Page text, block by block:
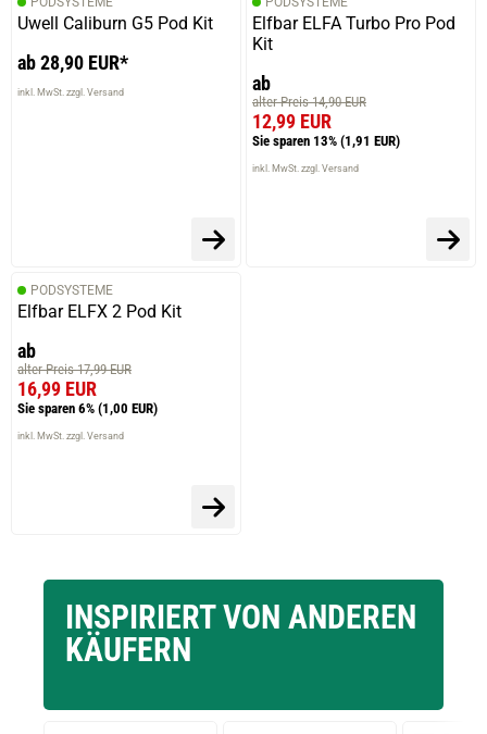
Uwell Caliburn G5 Pod Kit
ab 28,90 EUR*
inkl. MwSt. zzgl. Versand
Elfbar ELFA Turbo Pro Pod
Kit
ab
alter Preis 14,90 EUR
12,99 EUR
Sie sparen 13% (1,91 EUR)
inkl. MwSt. zzgl. Versand
PODSYSTEME
Elfbar ELFX 2 Pod Kit
ab
alter Preis 17,99 EUR
16,99 EUR
Sie sparen 6% (1,00 EUR)
inkl. MwSt. zzgl. Versand
INSPIRIERT VON ANDEREN
KÄUFERN